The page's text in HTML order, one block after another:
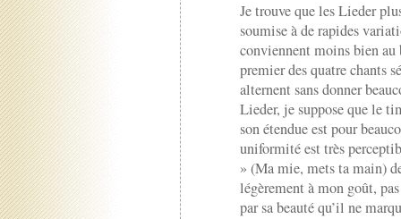
Je trouve que les Lieder
soumise à de rapides
conviennent moins bien au
premier des quatre chants
alternent sans donner
Lieder, je suppose que le
son étendue est pour
uniformité est très
» (Ma mie, mets ta main)
légèrement à mon goût,
par sa beauté qu’il ne